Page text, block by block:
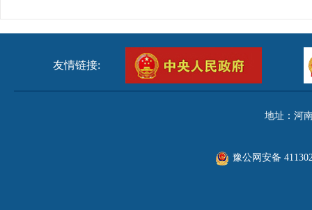
友情链接:
地址：河
豫公网安备